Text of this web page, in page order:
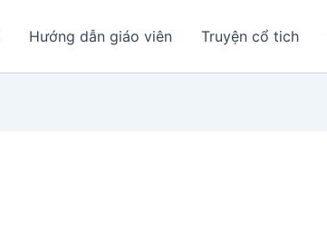
Hướng dẫn giáo viên Truyện cổ tich